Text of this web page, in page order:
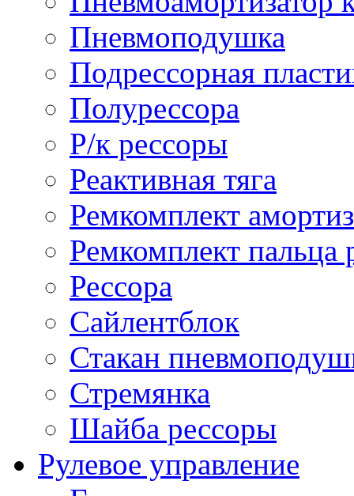
Пневмоподушка
Подрессорная
Полурессора
Р/к рессоры
Реактивная тяга
Ремкомплект
Ремкомплект пальца
Рессора
Сайлентблок
Стакан
Стремянка
Шайба рессоры
Рулевое управление